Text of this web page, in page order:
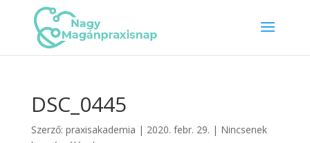
DSC_0445
Szerző: praxisakademia | 2020. febr. 29. | Nincsenek